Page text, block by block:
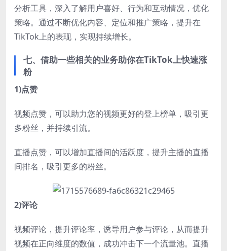
分析工具，深入了解用户喜好、行为和互动情况，优化
策略。通过不断优化内容、定位和推广策略，提升在
TikTok上的表现，实现持续增长。
七、借助一些相关的业务助你在TikTok上快速涨
粉
1)点赞
视频点赞，可以助力您的视频更好的登上榜单，吸引更
多粉丝，并持续引流。
直播点赞，可以增加直播间的活跃度，提升主播的直播
间排名，吸引更多的粉丝。
2)评论
视频评论，提升评论率，诱导用户参与评论，从而提升
视频在正向维度的数值，成功冲击下一个流量池。直播